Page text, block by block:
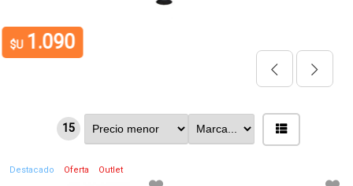
$U
15
Destacado Oferta Outlet